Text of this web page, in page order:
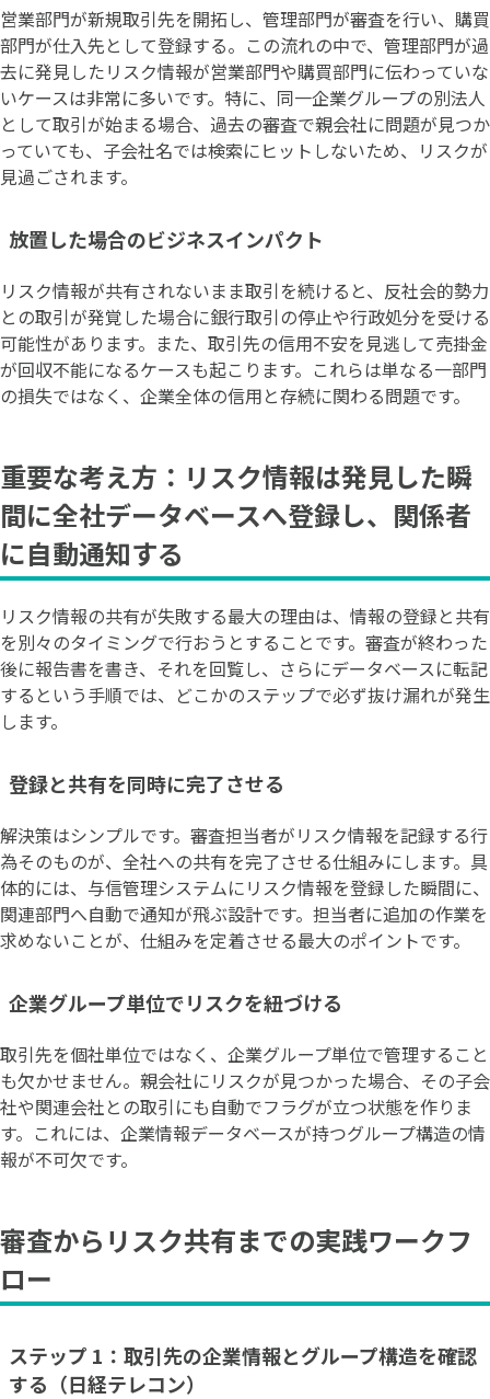
営業部門が新規取引先を開拓し、管理部門が審査を行い、購買
部門が仕入先として登録する。この流れの中で、管理部門が過
去に発見したリスク情報が営業部門や購買部門に伝わっていな
いケースは非常に多いです。特に、同一企業グループの別法人
として取引が始まる場合、過去の審査で親会社に問題が見つか
っていても、子会社名では検索にヒットしないため、リスクが
見過ごされます。
放置した場合のビジネスインパクト
リスク情報が共有されないまま取引を続けると、反社会的勢力
との取引が発覚した場合に銀行取引の停止や行政処分を受ける
可能性があります。また、取引先の信用不安を見逃して売掛金
が回収不能になるケースも起こります。これらは単なる一部門
の損失ではなく、企業全体の信用と存続に関わる問題です。
重要な考え方：リスク情報は発見した瞬
間に全社データベースへ登録し、関係者
に自動通知する
リスク情報の共有が失敗する最大の理由は、情報の登録と共有
を別々のタイミングで行おうとすることです。審査が終わった
後に報告書を書き、それを回覧し、さらにデータベースに転記
するという手順では、どこかのステップで必ず抜け漏れが発生
します。
登録と共有を同時に完了させる
解決策はシンプルです。審査担当者がリスク情報を記録する行
為そのものが、全社への共有を完了させる仕組みにします。具
体的には、与信管理システムにリスク情報を登録した瞬間に、
関連部門へ自動で通知が飛ぶ設計です。担当者に追加の作業を
求めないことが、仕組みを定着させる最大のポイントです。
企業グループ単位でリスクを紐づける
取引先を個社単位ではなく、企業グループ単位で管理すること
も欠かせません。親会社にリスクが見つかった場合、その子会
社や関連会社との取引にも自動でフラグが立つ状態を作りま
す。これには、企業情報データベースが持つグループ構造の情
報が不可欠です。
審査からリスク共有までの実践ワークフ
ロー
ステップ 1：取引先の企業情報とグループ構造を確認
する（日経テレコン）